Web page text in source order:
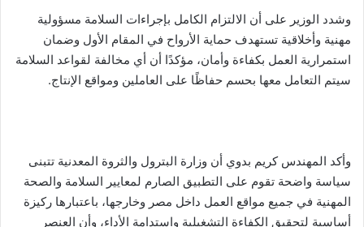
وشدد الوزير على أن الالتزام الكامل بإجراءات السلامة مسؤولية
مهنية وأخلاقية تستهدف حماية الأرواح في المقام الأول وضمان
استمرارية العمل بكفاءة وأمان، مؤكدًا أن أي مخالفة لقواعد السلامة
سيتم التعامل معها بحسم حفاظًا على العاملين ومواقع الإنتاج.
وأكد المهندس كريم بدوي أن وزارة البترول والثروة المعدنية تتبنى
سياسة واضحة تقوم على التطبيق الصارم لمعايير السلامة والصحة
المهنية في جميع مواقع العمل داخل مصر وخارجها، باعتبارها ركيزة
أساسية لتحقيق الكفاءة التشغيلية واستدامة الأداء، وأن العنصر